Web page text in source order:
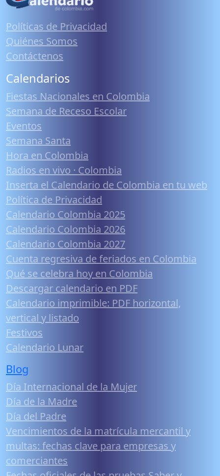
Políticas de Privacidad
Quiénes Somos
Contáctenos
Calendarios
Fiestas Nacionales en Colombia
Semana de Receso Escolar
Eventos
Semana Santa
Hora en Colombia
Radios en vivo · Colombia
Inserta el Calendario de Colombia en tu web
Política de Privacidad
Calendario Colombia 2025
Calendario Colombia 2026
Calendario Colombia 2027
Cuenta regresiva de feriados en Colombia
Qué se celebra hoy en Colombia
Descargar calendario en PDF
Calendario imprimible: PDF horizontal,
vertical y listado
Festivos
Calendario Lunar
Blog
Día Internacional de la Mujer
Día de la Madre
Día del Padre
Vencimientos de la matrícula mercantil y
multas: fechas clave para empresas y
comerciantes